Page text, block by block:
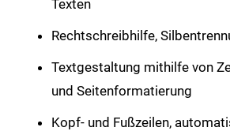
Texten
Rechtschreibhilfe,
Textgestaltung mithilfe von
und Seitenformatierung
Kopf- und Fußzeilen,